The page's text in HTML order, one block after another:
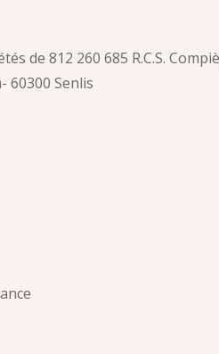
de 812 260 685 R.C.S.
60300 Senlis